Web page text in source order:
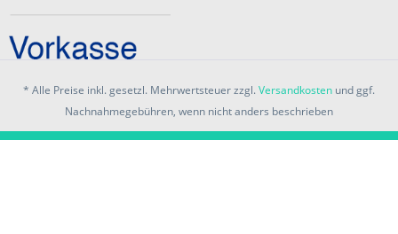
* Alle Preise inkl. gesetzl. Mehrwertsteuer zzgl.Versandkosten und ggf.
Nachnahmegebühren, wenn nicht anders beschrieben